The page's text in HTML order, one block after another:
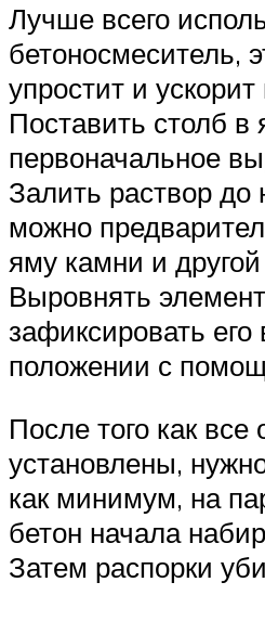
Лучше всего
бетоносмеситель,
упростит и
Поставить столб в
первоначальное
Залить раствор до
можно
яму камни и
Выровнять
зафиксировать
положении с
После того как все
установлены,
как минимум, на
бетон начала
Затем распорки